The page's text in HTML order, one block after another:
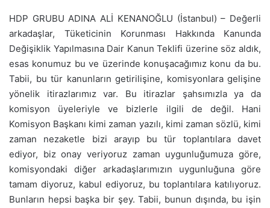
HDP GRUBU ADINA ALİ KENANOĞLU (İstanbul) – Değerli
arkadaşlar, Tüketicinin Korunması Hakkında Kanunda
Değişiklik Yapılmasına Dair Kanun Teklifi üzerine söz aldık,
esas konumuz bu ve üzerinde konuşacağımız konu da bu.
Tabii, bu tür kanunların getirilişine, komisyonlara gelişine
yönelik itirazlarımız var. Bu itirazlar şahsımızla ya da
komisyon üyeleriyle ve bizlerle ilgili de değil. Hani
Komisyon Başkanı kimi zaman yazılı, kimi zaman sözlü, kimi
zaman nezaketle bizi arayıp bu tür toplantılara davet
ediyor, biz onay veriyoruz zaman uygunluğumuza göre,
komisyondaki diğer arkadaşlarımızın uygunluğuna göre
tamam diyoruz, kabul ediyoruz, bu toplantılara katılıyoruz.
Bunların hepsi başka bir şey. Tabii, bunun dışında, bu işin